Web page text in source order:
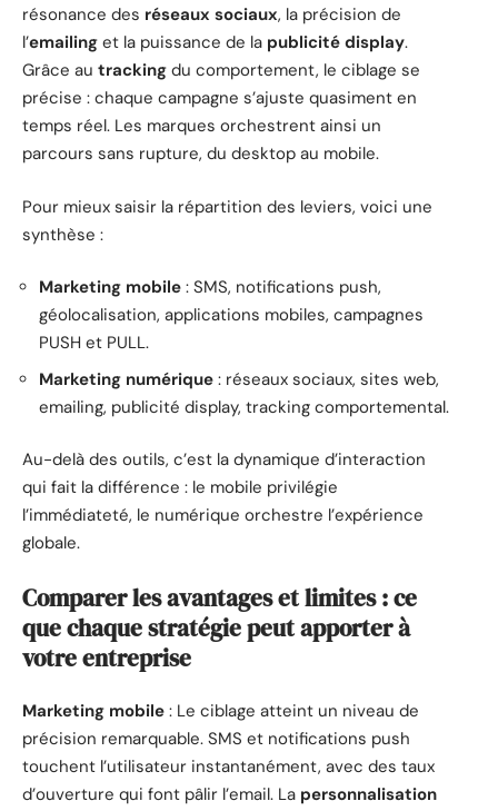
résonance des réseaux sociaux, la précision de
l’emailing et la puissance de la publicité display.
Grâce au tracking du comportement, le ciblage se
précise : chaque campagne s’ajuste quasiment en
temps réel. Les marques orchestrent ainsi un
parcours sans rupture, du desktop au mobile.
Pour mieux saisir la répartition des leviers, voici une
synthèse :
Marketing mobile : SMS, notifications push,
géolocalisation, applications mobiles, campagnes
PUSH et PULL.
Marketing numérique : réseaux sociaux, sites web,
emailing, publicité display, tracking comportemental.
Au-delà des outils, c’est la dynamique d’interaction
qui fait la différence : le mobile privilégie
l’immédiateté, le numérique orchestre l’expérience
globale.
Comparer les avantages et limites : ce
que chaque stratégie peut apporter à
votre entreprise
Marketing mobile : Le ciblage atteint un niveau de
précision remarquable. SMS et notifications push
touchent l’utilisateur instantanément, avec des taux
d’ouverture qui font pâlir l’email. La personnalisation